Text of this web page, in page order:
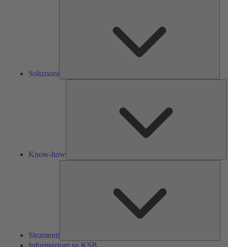
Soluzioni
Know-how
Strumenti